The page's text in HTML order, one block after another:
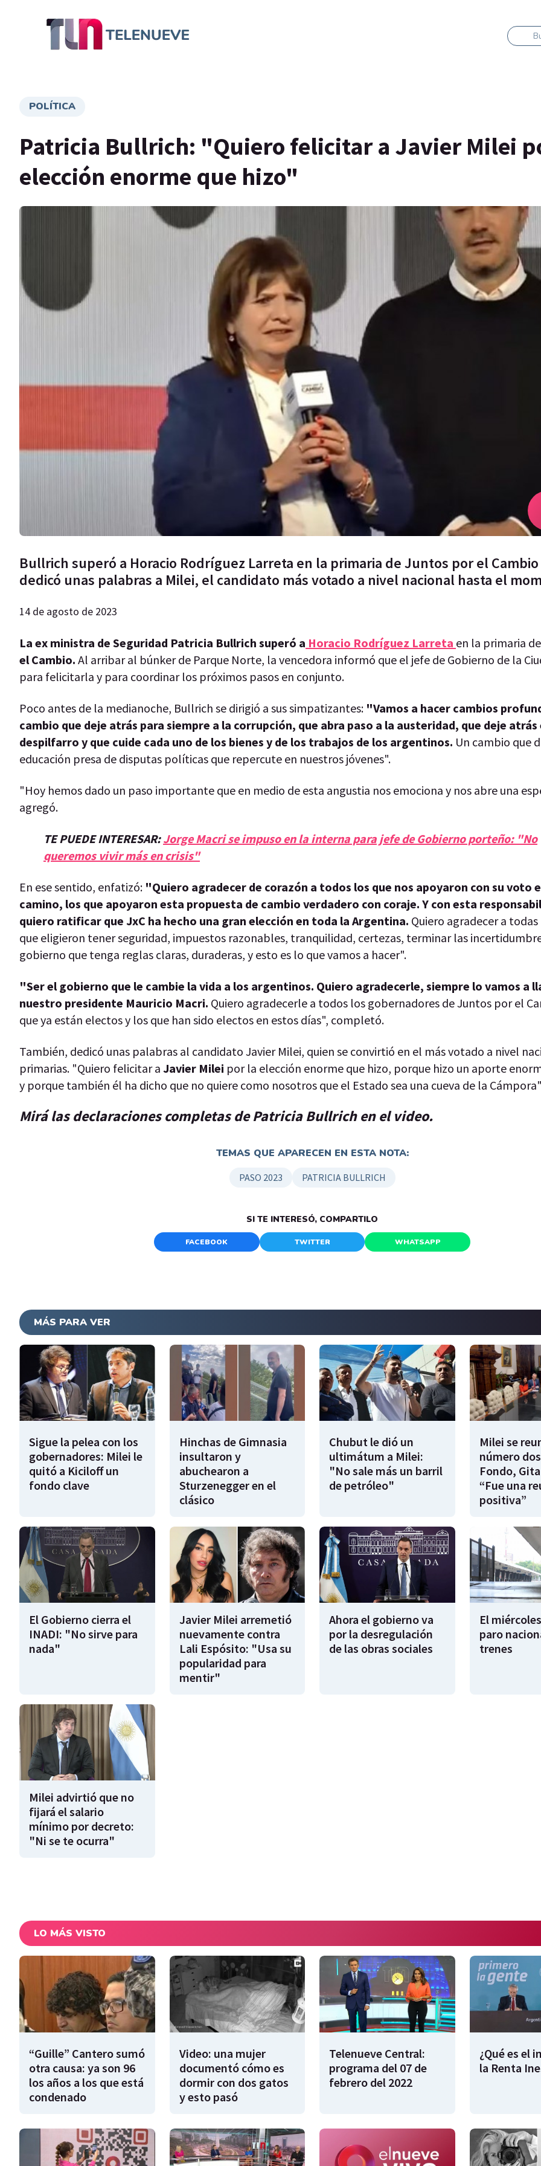
POLÍTICA
Patricia Bullrich: "Quiero felicitar a Javier Milei
elección enorme que hizo"
Bullrich superó a Horacio Rodríguez Larreta en la primaria de Juntos por el
dedicó unas palabras a Milei, el candidato más votado a nivel nacional hasta el
14 de agosto de 2023
La ex ministra de Seguridad Patricia Bullrich superó a Horacio Rodríguez Larreta en la primaria de
el Cambio. Al arribar al búnker de Parque Norte, la vencedora informó que el jefe de Gobierno de la
para felicitarla y para coordinar los próximos pasos en conjunto.
Poco antes de la medianoche, Bullrich se dirigió a sus simpatizantes: "Vamos a hacer cambios
cambio que deje atrás para siempre a la corrupción, que abra paso a la austeridad, que deje atrás
despilfarro y que cuide cada uno de los bienes y de los trabajos de los argentinos. Un cambio que
educación presa de disputas políticas que repercute en nuestros jóvenes".
"Hoy hemos dado un paso importante que en medio de esta angustia nos emociona y nos abre una
agregó.
TE PUEDE INTERESAR:Jorge Macri se impuso en la interna para jefe de Gobierno porteño: "No
queremos vivir más en crisis"
En ese sentido, enfatizó: "Quiero agradecer de corazón a todos los que nos apoyaron con su voto
camino, los que apoyaron esta propuesta de cambio verdadero con coraje. Y con esta
quiero ratificar que JxC ha hecho una gran elección en toda la Argentina. Quiero agradecer a
que eligieron tener seguridad, impuestos razonables, tranquilidad, certezas, terminar las
gobierno que tenga reglas claras, duraderas, y esto es lo que vamos a hacer".
"Ser el gobierno que le cambie la vida a los argentinos. Quiero agradecerle, siempre lo vamos a
nuestro presidente Mauricio Macri. Quiero agradecerle a todos los gobernadores de Juntos por el
que ya están electos y los que han sido electos en estos días", completó.
También, dedicó unas palabras al candidato Javier Milei, quien se convirtió en el más votado a nivel
primarias. "Quiero felicitar a Javier Milei por la elección enorme que hizo, porque hizo un aporte
y porque también él ha dicho que no quiere como nosotros que el Estado sea una cueva de la
Mirá las declaraciones completas de Patricia Bullrich en el video.
TEMAS QUE APARECEN EN ESTA NOTA:
PASO 2023 PATRICIA BULLRICH
SI TE INTERESÓ, COMPARTILO
FACEBOOK TWITTER WHATSAPP
MÁS PARA VER
Sigue la pelea con los
gobernadores: Milei le
quitó a Kiciloff un
fondo clave
Hinchas de Gimnasia
insultaron y
abuchearon a
Sturzenegger en el
clásico
Chubut le dió un
ultimátum a Milei:
"No sale más un barril
de petróleo"
Milei se
número
Fondo,
“Fue una
positiva”
El Gobierno cierra el
INADI: "No sirve para
nada"
Javier Milei arremetió
nuevamente contra
Lali Espósito: "Usa su
popularidad para
mentir"
Ahora el gobierno va
por la desregulación
de las obras sociales
El
paro
trenes
Milei advirtió que no
fijará el salario
mínimo por decreto:
"Ni se te ocurra"
LO MÁS VISTO
“Guille” Cantero sumó
otra causa: ya son 96
los años a los que está
condenado
Video: una mujer
documentó cómo es
dormir con dos gatos
y esto pasó
Telenueve Central:
programa del 07 de
febrero del 2022
¿Qué es el
la Renta